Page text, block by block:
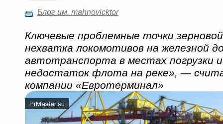
Блог им. mahnovicktor
Ключевые проблемные точки
нехватка локомотивов на железной
автотранспорта в местах погрузки и
недостаток флота на реке», —
компании «Евротерминал»